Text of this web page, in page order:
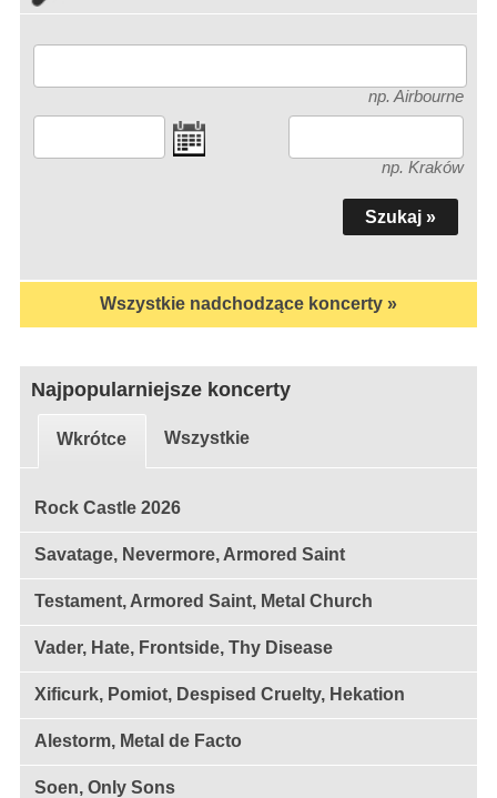
np. Airbourne
np. Kraków
Wszystkie nadchodzące koncerty »
Najpopularniejsze koncerty
Wkrótce Wszystkie
Rock Castle 2026
Savatage, Nevermore, Armored Saint
Testament, Armored Saint, Metal Church
Vader, Hate, Frontside, Thy Disease
Xificurk, Pomiot, Despised Cruelty, Hekation
Alestorm, Metal de Facto
Soen, Only Sons